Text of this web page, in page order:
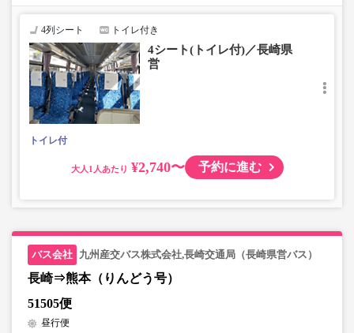
で、あらかじめご了承ください。
4列シート トイレ付き
4シート(トイレ付)／長崎県
営
トイレ付
大人 ¥2,740〜 予約に進む
九州産交バス株式会社,長崎交通局（長崎県営バス）
長崎⇒熊本（りんどう号）
51505便
昼行便